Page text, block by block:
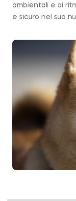
ambientali e ai
e sicuro nel suo